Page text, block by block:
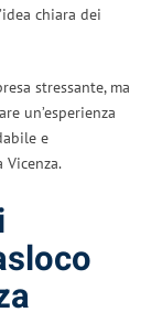
chiara dei
stressante, ma
un’esperienza
e